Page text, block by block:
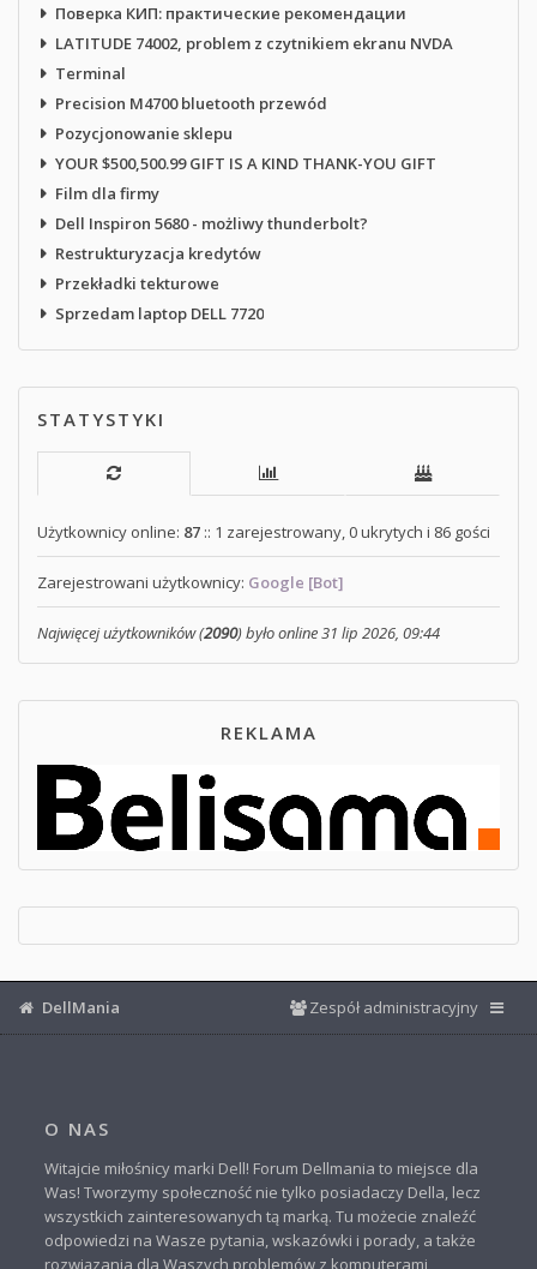
Поверка КИП: практические рекомендации
LATITUDE 74002, problem z czytnikiem ekranu NVDA
Terminal
Precision M4700 bluetooth przewód
Pozycjonowanie sklepu
YOUR $500,500.99 GIFT IS A KIND THANK-YOU GIFT
Film dla firmy
Dell Inspiron 5680 - możliwy thunderbolt?
Restrukturyzacja kredytów
Przekładki tekturowe
Sprzedam laptop DELL 7720
STATYSTYKI
Użytkownicy online: 87 :: 1 zarejestrowany, 0 ukrytych i 86 gości
Zarejestrowani użytkownicy: Google [Bot]
Najwięcej użytkowników (2090) było online 31 lip 2026, 09:44
REKLAMA
DellMania Zespół administracyjny
O NAS
Witajcie miłośnicy marki Dell! Forum Dellmania to miejsce dla
Was! Tworzymy społeczność nie tylko posiadaczy Della, lecz
wszystkich zainteresowanych tą marką. Tu możecie znaleźć
odpowiedzi na Wasze pytania, wskazówki i porady, a także